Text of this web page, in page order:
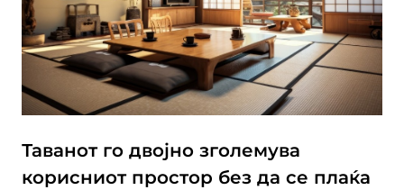
Таванот го двојно зголемува
корисниот простор без да се плаќа